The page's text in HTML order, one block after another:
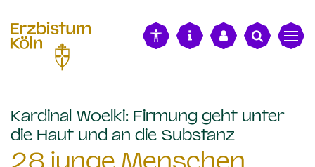
Kardinal Woelki: Firmung geht unter
die Haut und an die Substanz
28 junge Menschen